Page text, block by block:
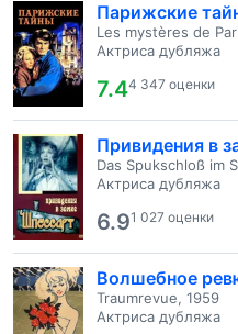
Парижские
Les mystères de
Актриса дубляжа
7.44 347 оценки
Привидения в
Das Spukschloß im
Актриса дубляжа
6.91 027 оценки
Волшебное
Traumrevue, 1959
Актриса дубляжа